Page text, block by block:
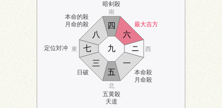
本命的殺
月命的殺
暗剣殺
最大吉方
定位対冲
日破
五黄殺
天道
本命殺
月命殺
南
北
東 西
五
六
七
八
九
一
ニ
三
四